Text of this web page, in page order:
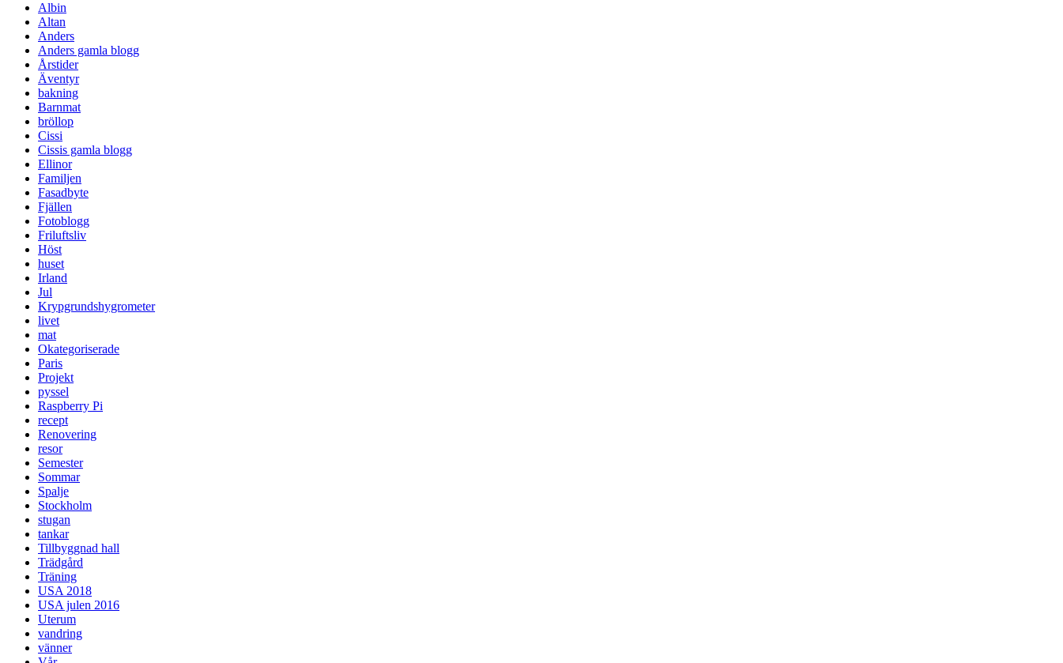
Albin
Altan
Anders
Anders gamla blogg
Årstider
Äventyr
bakning
Barnmat
bröllop
Cissi
Cissis gamla blogg
Ellinor
Familjen
Fasadbyte
Fjällen
Fotoblogg
Friluftsliv
Höst
huset
Irland
Jul
Krypgrundshygrometer
livet
mat
Okategoriserade
Paris
Projekt
pyssel
Raspberry Pi
recept
Renovering
resor
Semester
Sommar
Spalje
Stockholm
stugan
tankar
Tillbyggnad hall
Trädgård
Träning
USA 2018
USA julen 2016
Uterum
vandring
vänner